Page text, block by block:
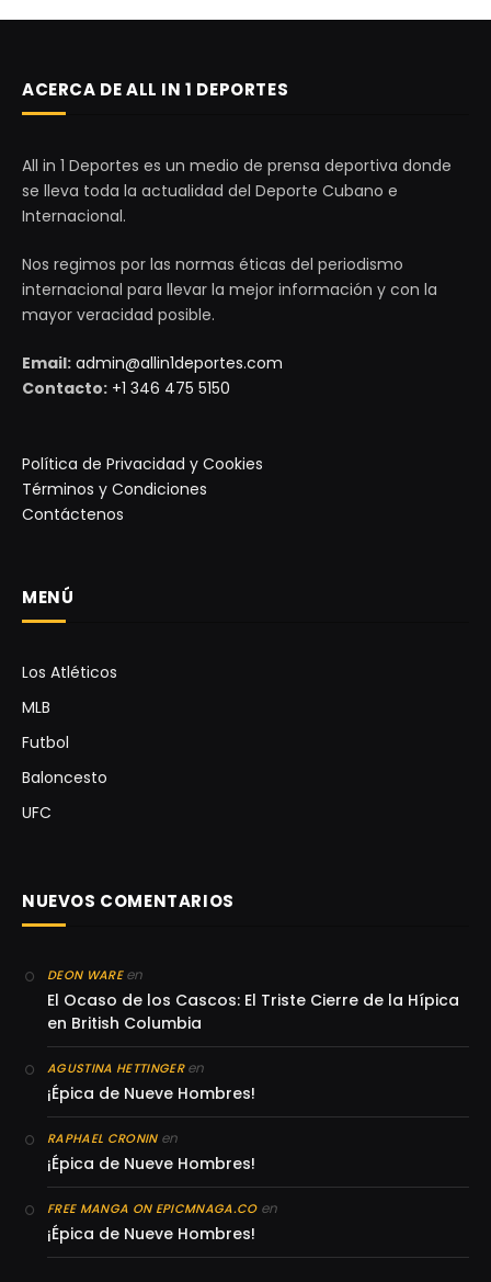
ACERCA DE ALL IN 1 DEPORTES
All in 1 Deportes es un medio de prensa deportiva donde
se lleva toda la actualidad del Deporte Cubano e
Internacional.
Nos regimos por las normas éticas del periodismo
internacional para llevar la mejor información y con la
mayor veracidad posible.
Email: admin@allin1deportes.com
Contacto: +1 346 475 5150
Política de Privacidad y Cookies
Términos y Condiciones
Contáctenos
MENÚ
Los Atléticos
MLB
Futbol
Baloncesto
UFC
NUEVOS COMENTARIOS
DEON WAREen
El Ocaso de los Cascos: El Triste Cierre de la Hípica
en British Columbia
AGUSTINA HETTINGERen
¡Épica de Nueve Hombres!
RAPHAEL CRONINen
¡Épica de Nueve Hombres!
FREE MANGA ON EPICMNAGA.COen
¡Épica de Nueve Hombres!